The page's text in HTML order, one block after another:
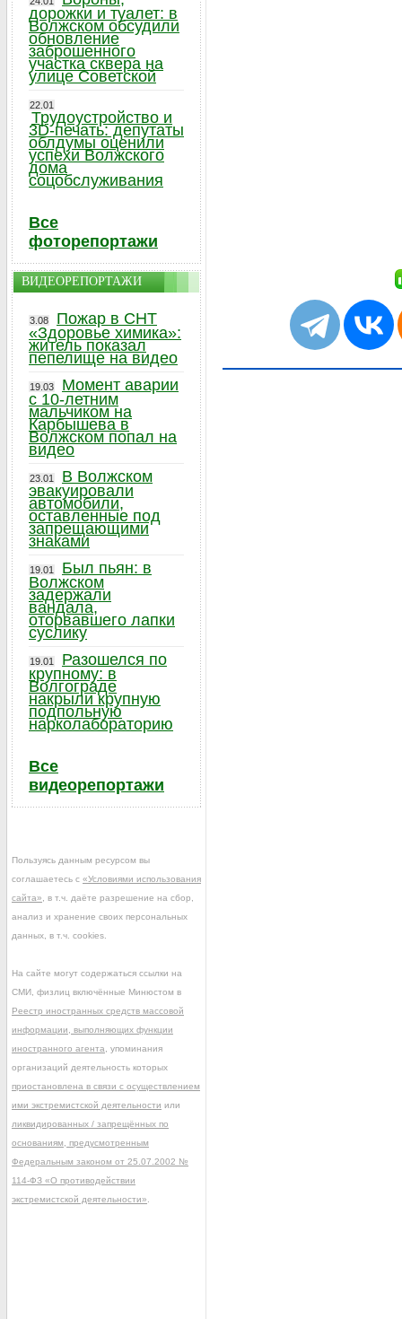
дорожки и туалет: в
Волжском обсудили
обновление
заброшенного
участка сквера на
улице Советской
22.01
Трудоустройство и
3D-печать: депутаты
облдумы оценили
успехи Волжского
дома
соцобслуживания
Все
фоторепортажи
ВИДЕОРЕПОРТАЖИ
3.08
Пожар в СНТ
«Здоровье химика»:
житель показал
пепелище на видео
19.03
Момент аварии
с 10-летним
мальчиком на
Карбышева в
Волжском попал на
видео
23.01
В Волжском
эвакуировали
автомобили,
оставленные под
запрещающими
знаками
19.01
Был пьян: в
Волжском
задержали
вандала,
оторвавшего лапки
суслику
19.01
Разошелся по
крупному: в
Волгограде
накрыли крупную
подпольную
нарколабораторию
Все
видеорепортажи
Пользуясь данным ресурсом вы
соглашаетесь с «Условиями использования
сайта» , в т.ч. даёте разрешение на сбор,
анализ и хранение своих персональных
данных, в т.ч. cookies.
На сайте могут содержаться ссылки на
СМИ, физлиц включённые Минюстом в
Реестр иностранных средств массовой
информации, выполняющих функции
иностранного агента , упоминания
организаций деятельность которых
приостановлена в связи с осуществлением
ими экстремистской деятельности или
ликвидированных / запрещённых по
основаниям, предусмотренным
Федеральным законом от 25.07.2002 №
114-ФЗ «О противодействии
экстремистской деятельности»